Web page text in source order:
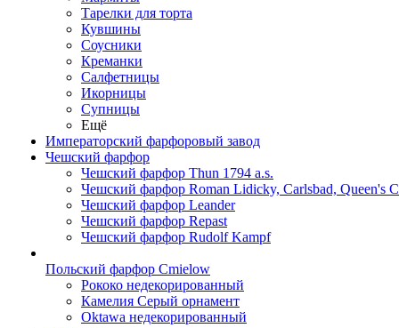
Тарелки для торта
Кувшины
Соусники
Креманки
Салфетницы
Икорницы
Супницы
Ещё
Императорский фарфоровый завод
Чешский фарфор
Чешский фарфор Thun 1794 a.s.
Чешский фарфор Roman Lidicky, Carlsbad, Queen's
Чешский фарфор Leander
Чешский фарфор Repast
Чешский фарфор Rudolf Kampf
Польский фарфор Сmielow
Рококо недекорированный
Камелия Серый орнамент
Oktawa недекорированный